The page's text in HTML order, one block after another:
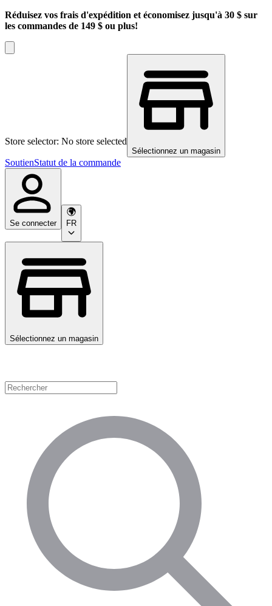
Réduisez vos frais d'expédition et économisez jusqu'à 30 $ sur
les commandes de 149 $ ou plus!
Store selector: No store selected
Sélectionnez un magasin
SoutienStatut de la commande
Se connecter FR
Sélectionnez un magasin